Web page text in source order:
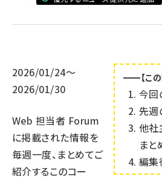
━━【こ
今回
先週
他社
まと
編集
2026/01/24～
2026/01/30
Web 担当者 Forum
に掲載された情報を
毎週一度、まとめてご
紹介するこのコー